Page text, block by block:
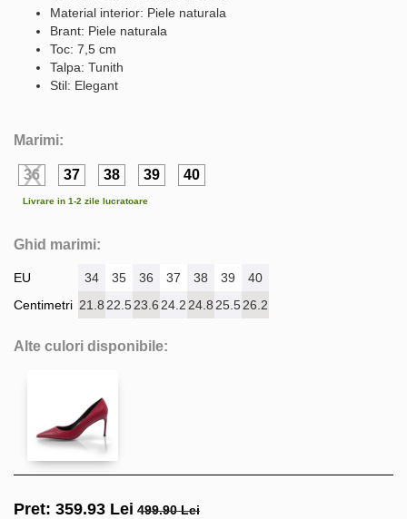
Material interior: Piele naturala
Brant: Piele naturala
Toc: 7,5 cm
Talpa: Tunith
Stil: Elegant
Marimi:
36 37 38 39 40
Livrare in 1-2 zile lucratoare
Ghid marimi:
EU
Centimetri
34 35 36 37 38 39
40
21.8 22.523.6 24.2 24.8 25.526.2
Alte culori disponibile:
Pret: 359.93 Lei 499.90 Lei